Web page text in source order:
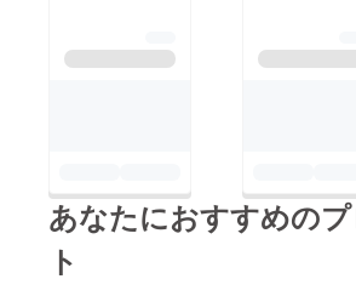
あなたにおすすめの
ト